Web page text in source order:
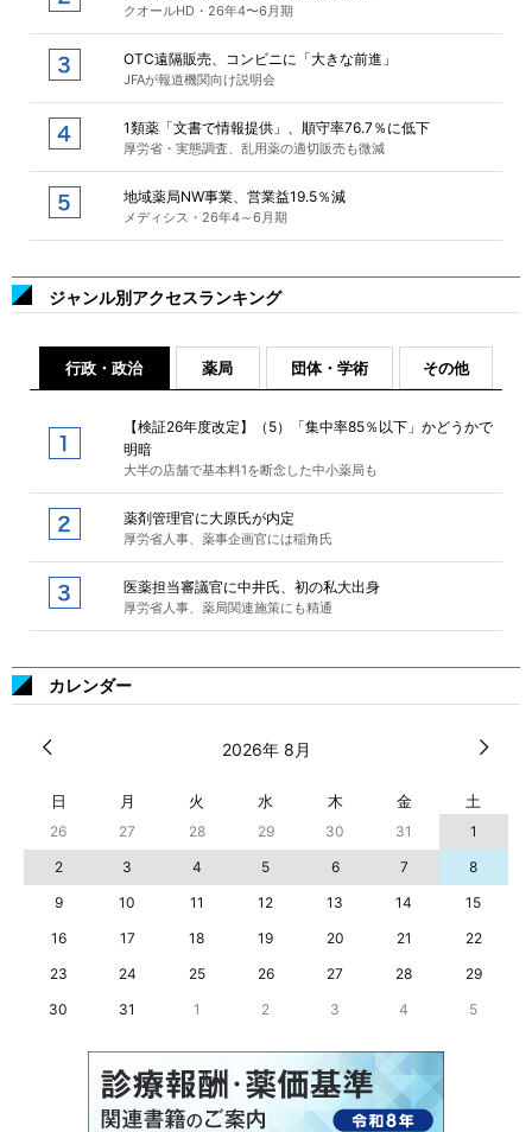
クオールHD・26年4〜6月期
OTC遠隔販売、コンビニに「大きな前進」
JFAが報道機関向け説明会
1類薬「文書で情報提供」、順守率76.7％に低下
厚労省・実態調査、乱用薬の適切販売も微減
地域薬局NW事業、営業益19.5％減
メディシス・26年4～6月期
ジャンル別アクセスランキング
行政・政治 薬局 団体・学術 その他
【検証26年度改定】（5）「集中率85％以下」かどうかで
明暗
大半の店舗で基本料1を断念した中小薬局も
薬剤管理官に大原氏が内定
厚労省人事、薬事企画官には稲角氏
医薬担当審議官に中井氏、初の私大出身
厚労省人事、薬局関連施策にも精通
カレンダー
2026年 8月
日 月 火 水 木 金 土
26 27 28 29 30 31
1
2
3 4 5 6 7
8
9
10 11 12 13 14
15
16
17 18 19 20 21
22
23
24 25 26 27 28
29
30
31 1 2 3 4 5